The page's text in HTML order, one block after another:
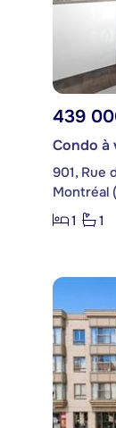
439
Condo à
901, Rue
Montréal
1
1